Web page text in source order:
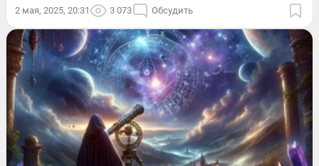
2 мая, 2025, 20:31 3 073 Обсудить